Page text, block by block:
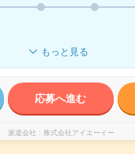
もっと見る
応募へ進む
派遣会社 株式会社アイエーイー